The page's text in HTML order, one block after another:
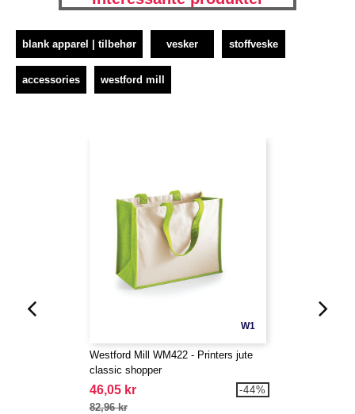
blank apparel | tilbehør vesker stoffveske
accessories westford mill
W1
Westford Mill WM422 - Printers jute
classic shopper
46,05 kr
82,96 kr
-44%